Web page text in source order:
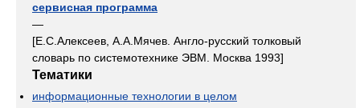
сервисная программа
—
[Е.С.Алексеев, А.А.Мячев. Англо-русский толковый
словарь по системотехнике ЭВМ. Москва 1993]
Тематики
информационные технологии в целом